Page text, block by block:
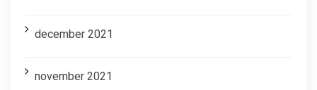
december 2021
november 2021